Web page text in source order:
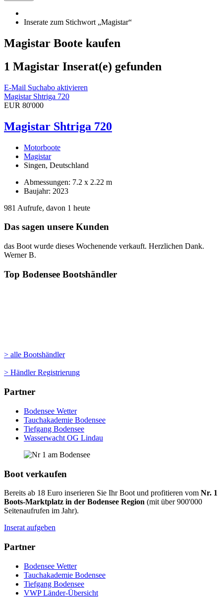
Inserate zum Stichwort „Magistar“
Magistar Boote kaufen
1 Magistar Inserat(e) gefunden
E-Mail Suchabo aktivieren
Magistar Shtriga 720
EUR 80'000
Magistar Shtriga 720
Motorboote
Magistar
Singen, Deutschland
Abmessungen: 7.2 x 2.22 m
Baujahr: 2023
981 Aufrufe, davon 1 heute
Das sagen unsere Kunden
das Boot wurde dieses Wochenende verkauft. Herzlichen Dank.
Werner B.
Top Bodensee Bootshändler
> alle Bootshändler
> Händler Registrierung
Partner
Bodensee Wetter
Tauchakademie Bodensee
Tiefgang Bodensee
Wasserwacht OG Lindau
Boot verkaufen
Bereits ab 18 Euro inserieren Sie Ihr Boot und profitieren vom Nr. 1
Boots-Marktplatz in der Bodensee Region (mit über 900'000
Seitenaufrufen im Jahr).
Inserat aufgeben
Partner
Bodensee Wetter
Tauchakademie Bodensee
Tiefgang Bodensee
VWP Länder-Übersicht